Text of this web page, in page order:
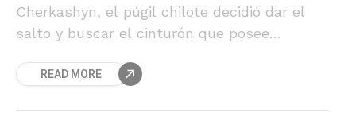
Cherkashyn, el púgil chilote decidió dar el
salto y buscar el cinturón que posee
READ MORE